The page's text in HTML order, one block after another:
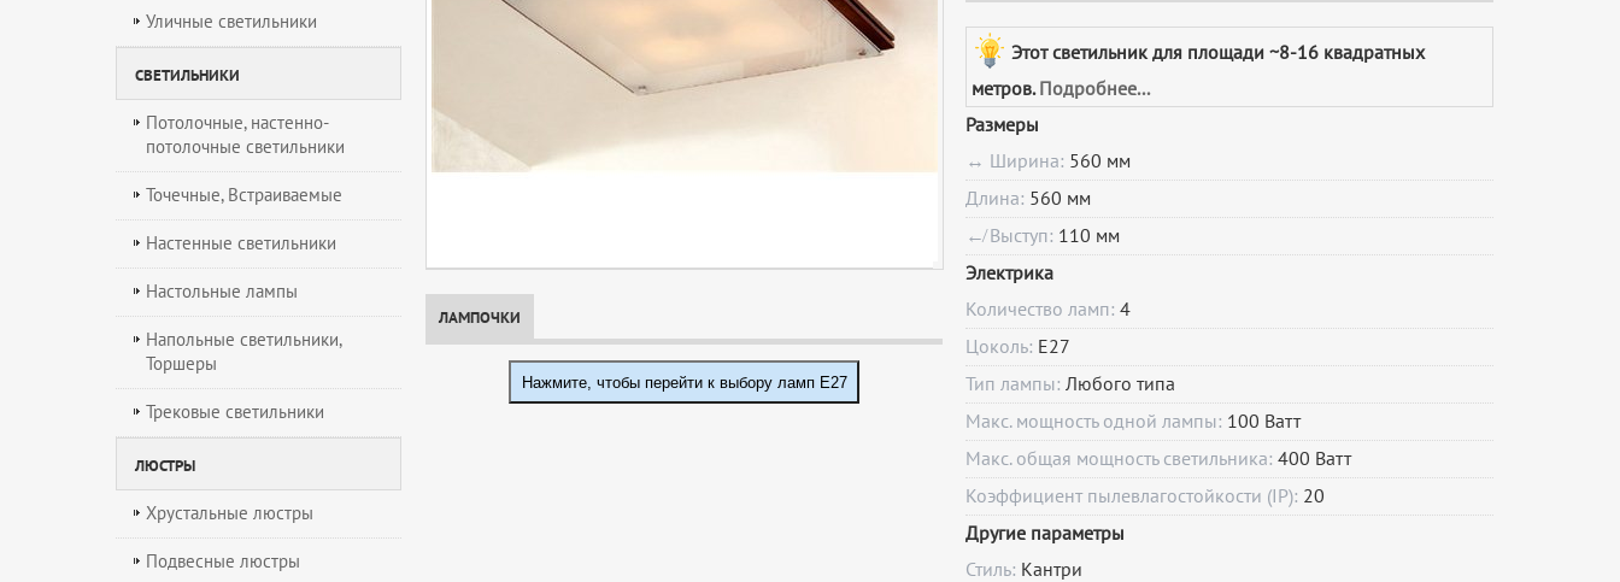
Уличные светильники
СВЕТИЛЬНИКИ
Потолочные, настенно-
потолочные светильники
Точечные, Встраиваемые
Настенные светильники
Настольные лампы
Напольные светильники,
Торшеры
Трековые светильники
ЛЮСТРЫ
Хрустальные люстры
Подвесные люстры
ЛАМПОЧКИ
Нажмите, чтобы перейти к выбору ламп E27
Этот светильник для площади ~8-16 квадратных
метров.Подробнее...
Размеры
↔ Ширина: 560 мм
Длина: 560 мм
↚ Выступ: 110 мм
Электрика
Количество ламп: 4
Цоколь: E27
Тип лампы: Любого типа
Макс. мощность одной лампы: 100 Ватт
Макс. общая мощность светильника: 400 Ватт
Коэффициент пылевлагостойкости (IP): 20
Другие параметры
Стиль: Кантри